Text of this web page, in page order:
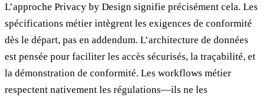
L’approche Privacy by Design signifie précisément cela. Les
spécifications métier intègrent les exigences de conformité
dès le départ, pas en addendum. L’architecture de données
est pensée pour faciliter les accès sécurisés, la traçabilité, et
la démonstration de conformité. Les workflows métier
respectent nativement les régulations—ils ne les